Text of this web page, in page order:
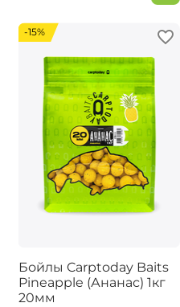
-15%
Бойлы Carptoday Baits
Pineapple (Ананас) 1кг
20мм